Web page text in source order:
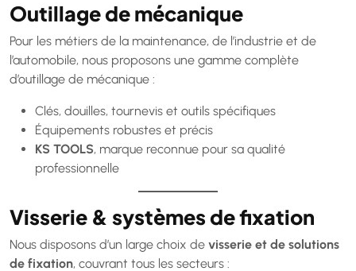
Outillage de mécanique
Pour les métiers de la maintenance, de l’industrie et de
l’automobile, nous proposons une gamme complète
d’outillage de mécanique :
Clés, douilles, tournevis et outils spécifiques
Équipements robustes et précis
KS TOOLS, marque reconnue pour sa qualité
professionnelle
Visserie & systèmes de fixation
Nous disposons d’un large choix de visserie et de solutions
de fixation, couvrant tous les secteurs :